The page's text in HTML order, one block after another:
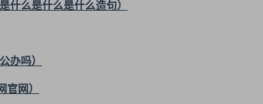
什么是什么是什么造句）
办吗）
官网）